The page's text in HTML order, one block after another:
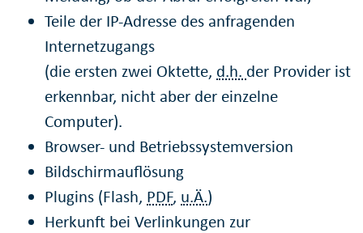
Teile der IP-Adresse des anfragenden
Internetzugangs
(die ersten zwei Oktette, d.h. der Provider ist
erkennbar, nicht aber der einzelne
Computer).
Browser- und Betriebssystemversion
Bildschirmauflösung
Plugins (Flash, PDF, u.Ä.)
Herkunft bei Verlinkungen zur